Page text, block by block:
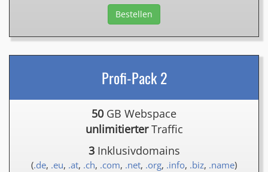
Bestellen
Profi-Pack 2
50 GB Webspace
unlimitierterTraffic
3Inklusivdomains
(.de, .eu, .at, .ch, .com, .net, .org, .info, .biz, .name)